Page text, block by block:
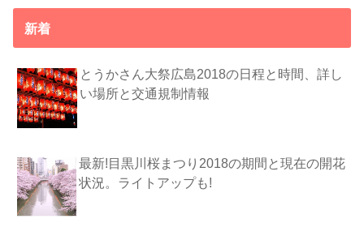
新着
とうかさん大祭広島2018の日程と時間、詳し
い場所と交通規制情報
最新!目黒川桜まつり2018の期間と現在の開花
状況。ライトアップも!